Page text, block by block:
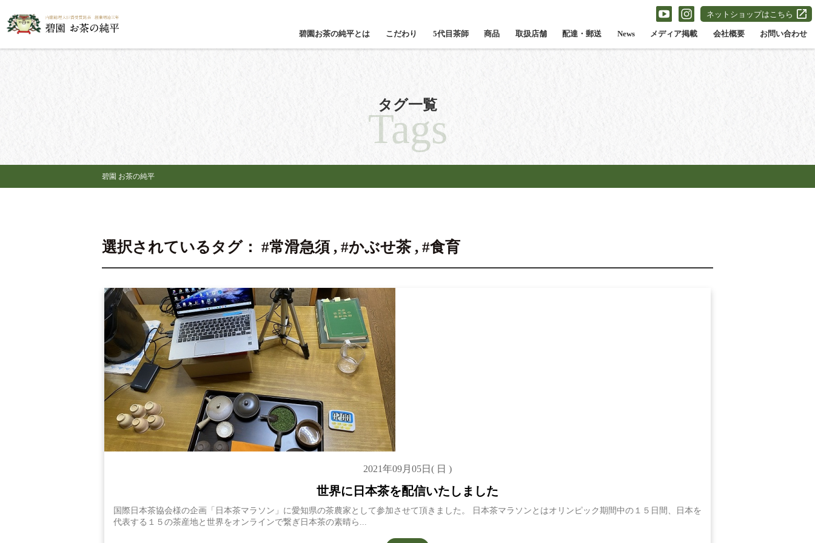
ネットショップはこちら
碧園お茶の純平とは こだわり 5代目茶師 商品 取扱店舗 配達・郵送 News メディア掲載 会社概要 お問い合わせ
タグ一覧
Tags
碧園 お茶の純平
選択されているタグ： #常滑急須 , #かぶせ茶 , #食育
2021年09月05日( 日 )
世界に日本茶を配信いたしました
国際日本茶協会様の企画「日本茶マラソン」に愛知県の茶農家として参加させて頂きました。 日本茶マラソンとはオリンピック期間中の１５日間、日本を
代表する１５の茶産地と世界をオンラインで繋ぎ日本茶の素晴ら...